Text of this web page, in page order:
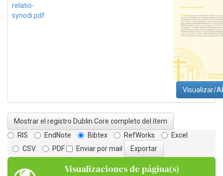
relatio-
synodi.pdf
Visualizar/
Mostrar el registro Dublin Core completo del ítem
RIS
EndNote Bibtex RefWorks
Excel
CSV
PDF Enviar por mail
Visualizaciones de página(s)